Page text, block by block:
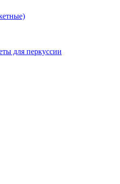
для перкуссии